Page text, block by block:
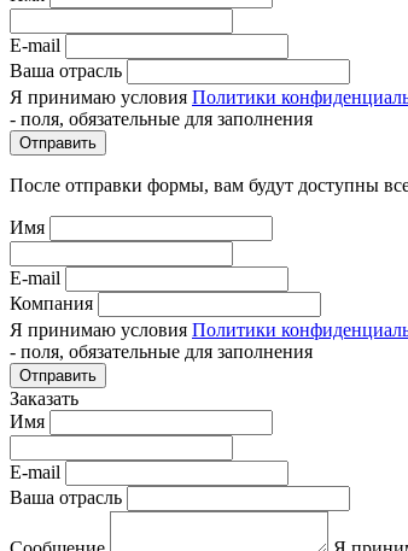
E-mail
Ваша отрасль
Я принимаю условия Политики
- поля, обязательные для заполнения
Отправить
После отправки формы, вам будут доступны
Имя
E-mail
Компания
Я принимаю условия Политики
- поля, обязательные для заполнения
Отправить
Заказать
Имя
E-mail
Ваша отрасль